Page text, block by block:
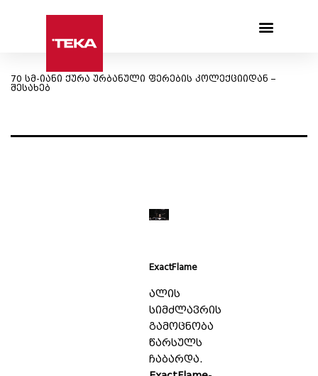
70 სმ-იანი ქურა ურბანული ფერების კოლექციიდან –
შესახებ
ExactFlame
ალის
სიმძლავრის
გამოცნობა
წარსულს
ჩაბარდა.